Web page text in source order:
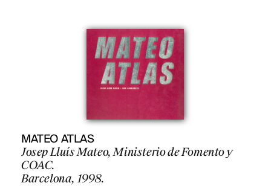
MATEO ATLAS
Josep Lluís Mateo, Ministerio de Fomento y
COAC.
Barcelona, 1998.